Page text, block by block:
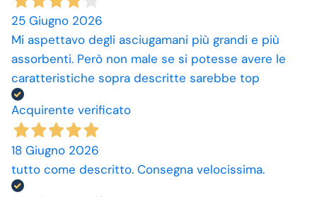
25 Giugno 2026
Mi aspettavo degli asciugamani più grandi e più
assorbenti. Però non male se si potesse avere le
caratteristiche sopra descritte sarebbe top
Acquirente verificato
18 Giugno 2026
tutto come descritto. Consegna velocissima.